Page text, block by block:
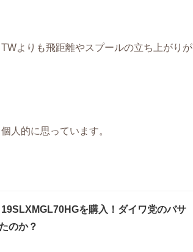
よりも飛距離やスプールの立ち上がりが
人的に思っています。
19SLXMGL70HGを購入！ダイワ党のバサ
のか？